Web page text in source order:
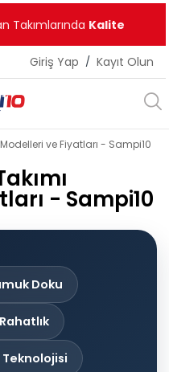
Takımlarında Kalite
Giriş Yap / Kayıt Olun
ve Fiyatları - Sampi10
- Sampi10
Doku
Teknolojisi